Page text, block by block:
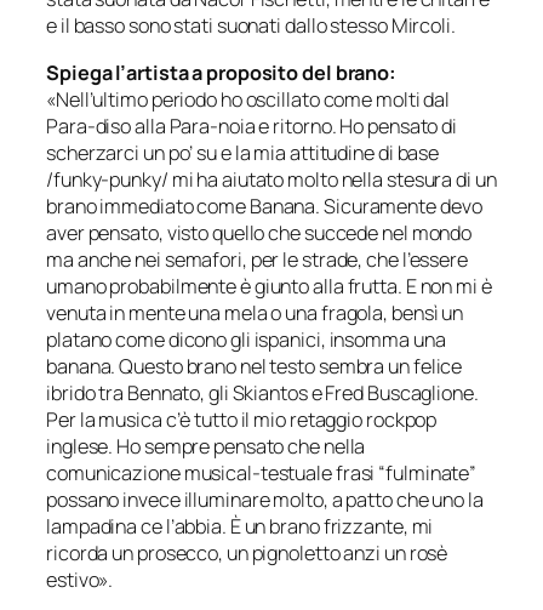
e il basso sono stati suonati dallo stesso Mircoli.
Spiega l’artista a proposito del brano:
«Nell’ultimo periodo ho oscillato come molti dal
Para-diso alla Para-noia e ritorno. Ho pensato di
scherzarci un po’ su e la mia attitudine di base
/funky-punky/ mi ha aiutato molto nella stesura di un
brano immediato come Banana. Sicuramente devo
aver pensato, visto quello che succede nel mondo
ma anche nei semafori, per le strade, che l’essere
umano probabilmente è giunto alla frutta. E non mi è
venuta in mente una mela o una fragola, bensì un
platano come dicono gli ispanici, insomma una
banana. Questo brano nel testo sembra un felice
ibrido tra Bennato, gli Skiantos e Fred Buscaglione.
Per la musica c’è tutto il mio retaggio rockpop
inglese. Ho sempre pensato che nella
comunicazione musical-testuale frasi “fulminate”
possano invece illuminare molto, a patto che uno la
lampadina ce l’abbia. È un brano frizzante, mi
ricorda un prosecco, un pignoletto anzi un rosè
estivo».